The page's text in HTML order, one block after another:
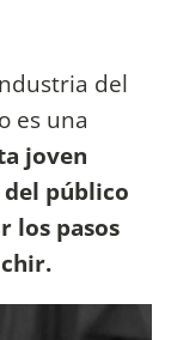
del
es una
joven
público
los pasos